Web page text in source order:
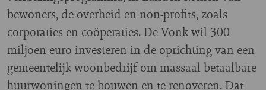
bewoners, de overheid en non-profits, zoals
corporaties en coöperaties. De Vonk wil 300
miljoen euro investeren in de oprichting van een
gemeentelijk woonbedrijf om massaal betaalbare
huurwoningen te bouwen en te renoveren. Dat